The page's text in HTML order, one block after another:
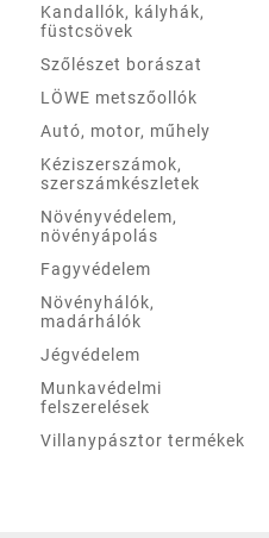
Kandallók, kályhák,
füstcsövek
Szőlészet borászat
LÖWE metszőollók
Autó, motor, műhely
Kéziszerszámok,
szerszámkészletek
Növényvédelem,
növényápolás
Fagyvédelem
Növényhálók,
madárhálók
Jégvédelem
Munkavédelmi
felszerelések
Villanypásztor termékek